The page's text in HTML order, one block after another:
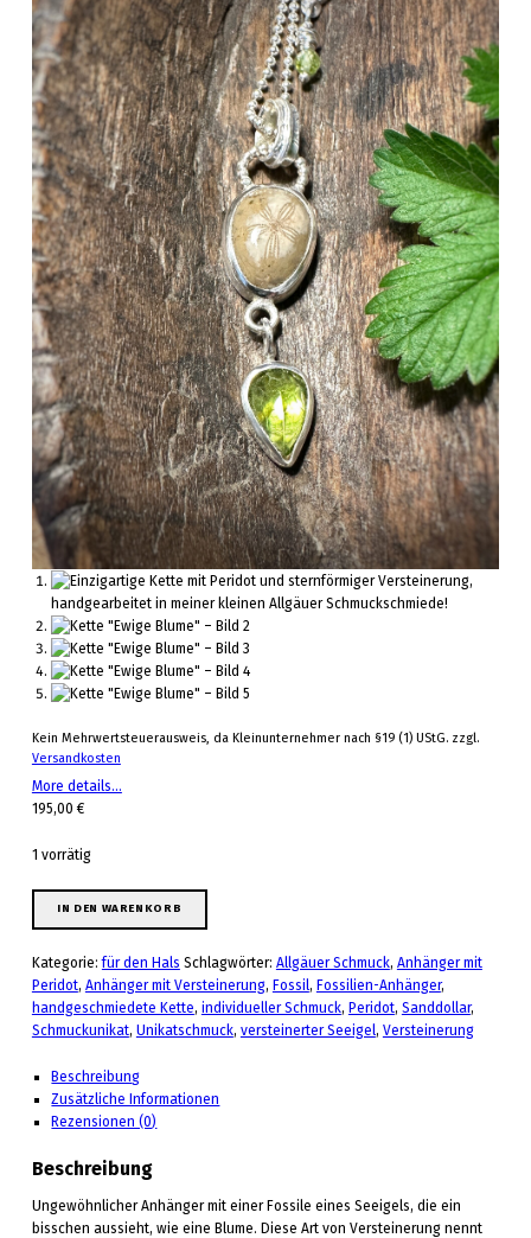
Kein Mehrwertsteuerausweis, da Kleinunternehmer nach §19 (1) UStG. zzgl.
Versandkosten
More details…
195,00€
1 vorrätig
Kette "Ewige Blume" Menge
IN DEN WARENKORB
Kategorie:für den Hals Schlagwörter: Allgäuer Schmuck, Anhänger mit
Peridot, Anhänger mit Versteinerung, Fossil, Fossilien-Anhänger,
handgeschmiedete Kette, individueller Schmuck, Peridot, Sanddollar,
Schmuckunikat, Unikatschmuck, versteinerter Seeigel, Versteinerung
Beschreibung
Zusätzliche Informationen
Rezensionen (0)
Beschreibung
Ungewöhnlicher Anhänger mit einer Fossile eines Seeigels, die ein
bisschen aussieht, wie eine Blume. Diese Art von Versteinerung nennt